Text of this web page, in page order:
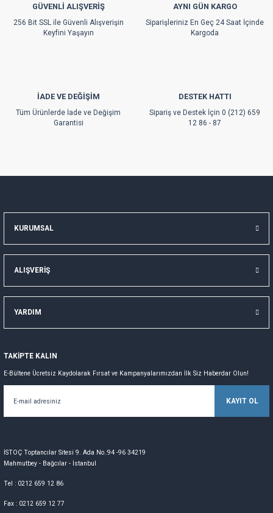
Ürün fiyatı diğer sitelerden daha pahalı.
Bu ürüne benzer farklı alternatifler olmalı.
GÜVENLİ ALIŞVERİŞ
256 Bit SSL ile Güvenli Alışverişin
Keyfini Yaşayın
AYNI GÜN KARGO
Siparişleriniz En Geç 24 Saat İçinde
Kargoda
İADE VE DEĞİŞİM
Tüm Ürünlerde İade ve Değişim
Garantisi
DESTEK HATTI
Sipariş ve Destek İçin 0 (212) 659
12 86 - 87
KURUMSAL
ALIŞVERİŞ
YARDIM
TAKİPTE KALIN
E-Bültene Ücretsiz Kaydolarak Fırsat ve Kampanyalarımızdan İlk Siz Haberdar Olun!
KAYIT OL
İSTOÇ Toptancılar Sitesi 9. Ada No.:94 -96 34219
Mahmutbey - Bağcılar - İstanbul
Tel : 0212 659 12 86
Fax : 0212 659 12 77